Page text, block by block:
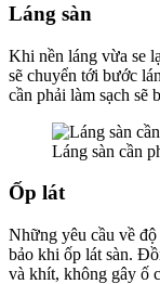
Láng sàn
Khi nền láng vừa se
sẽ chuyển tới bước
cần phải làm sạch sẽ
Láng sàn cần
Ốp lát
Những yêu cầu về độ
bảo khi ốp lát sàn.
và khít, không gây ố